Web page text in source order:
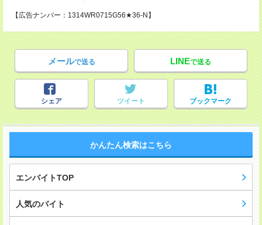
【広告ナンバー：1314WR0715G56★36-N】
メールで送る LINEで送る
シェア ツイート ブックマーク
かんたん検索はこちら
エンバイトTOP
人気のバイト